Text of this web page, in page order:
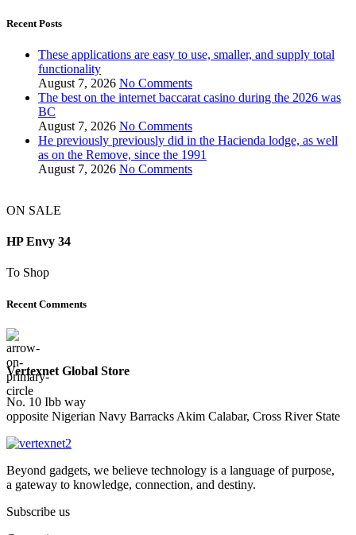
Recent Posts
These applications are easy to use, smaller, and supply total
functionality
August 7, 2026 No Comments
The best on the internet baccarat casino during the 2026 was
BC
August 7, 2026 No Comments
He previously previously did in the Hacienda lodge, as well
as on the Remove, since the 1991
August 7, 2026 No Comments
ON SALE
HP Envy 34
To Shop
Recent Comments
Vertexnet Global Store
No. 10 Ibb way
opposite Nigerian Navy Barracks Akim Calabar, Cross River State
Beyond gadgets, we believe technology is a language of purpose,
a gateway to knowledge, connection, and destiny.
Subscribe us